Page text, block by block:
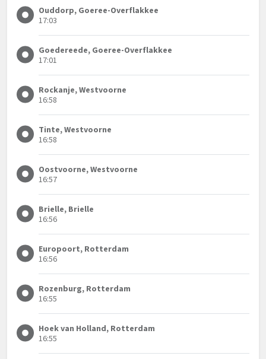
Ouddorp, Goeree-Overflakkee
17:03
Goedereede, Goeree-Overflakkee
17:01
Rockanje, Westvoorne
16:58
Tinte, Westvoorne
16:58
Oostvoorne, Westvoorne
16:57
Brielle, Brielle
16:56
Europoort, Rotterdam
16:56
Rozenburg, Rotterdam
16:55
Hoek van Holland, Rotterdam
16:55